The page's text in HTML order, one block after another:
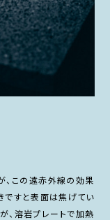
この遠赤外線の効果
ですと表面は焦げてい
、溶岩プレートで加熱